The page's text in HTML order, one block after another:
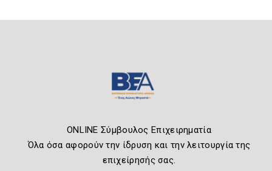
ONLINE Σύμβουλος Επιχειρηματία
Όλα όσα αφορούν την ίδρυση και την λειτουργία της
επιχείρησής σας.